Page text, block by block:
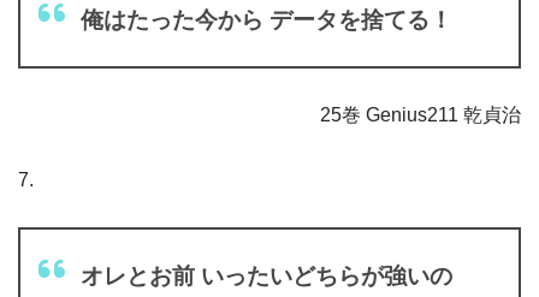
俺はたった今から データを捨てる！
25巻 Genius211 乾貞治
7.
オレとお前 いったいどちらが強いの